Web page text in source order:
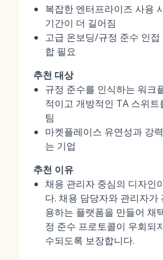
복잡한 엔터프라이즈 사용
기간이 더 길어짐
고급 온보딩/규정 준수 인접
합 필요
추천 대상
규정 준수를 인식하는 워크
적이고 개방적인 TA 스위트
팀
마켓플레이스 유연성과 강
는 기업
추천 이유
채용 관리자 중심의 디자인
다. 채용 담당자와 관리자가
용하는 플랫폼을 만들어 채
정 준수 프로토콜이 우회되
수되도록 보장합니다.